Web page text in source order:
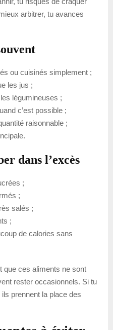
arbitrer, tu avances
ou cuisinés simplement ;
les jus ;
légumineuses ;
c’est possible ;
raisonnable ;
dans l’excès
;
;
salés ;
;
de calories sans
que ces aliments ne sont
rester occasionnels. Si tu
prennent la place des